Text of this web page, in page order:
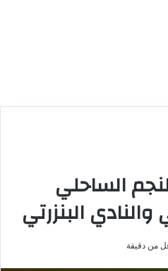
الساحلي
البنزرتي
من دقيقة